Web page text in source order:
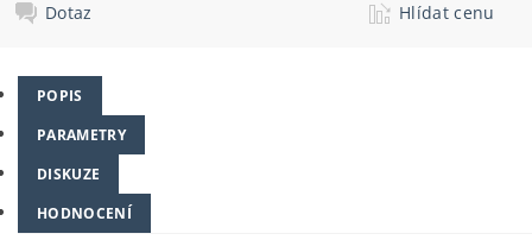
Dotaz
Hlídat cenu
POPIS
PARAMETRY
DISKUZE
HODNOCENÍ